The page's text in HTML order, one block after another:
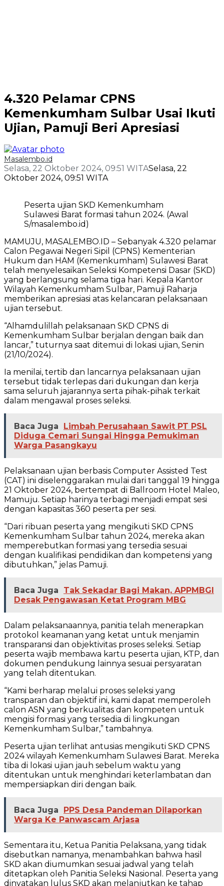
4.320 Pelamar CPNS
Kemenkumham Sulbar Usai Ikuti
Ujian, Pamuji Beri Apresiasi
Masalembo.id
Selasa, 22 Oktober 2024, 09:51 WITASelasa, 22
Oktober 2024, 09:51 WITA
Peserta ujian SKD Kemenkumham
Sulawesi Barat formasi tahun 2024. (Awal
S/masalembo.id)
MAMUJU, MASALEMBO.ID – Sebanyak 4.320 pelamar
Calon Pegawai Negeri Sipil (CPNS) Kementerian
Hukum dan HAM (Kemenkumham) Sulawesi Barat
telah menyelesaikan Seleksi Kompetensi Dasar (SKD)
yang berlangsung selama tiga hari. Kepala Kantor
Wilayah Kemenkumham Sulbar, Pamuji Raharja
memberikan apresiasi atas kelancaran pelaksanaan
ujian tersebut.
“Alhamdulillah pelaksanaan SKD CPNS di
Kemenkumham Sulbar berjalan dengan baik dan
lancar,” tuturnya saat ditemui di lokasi ujian, Senin
(21/10/2024).
Ia menilai, tertib dan lancarnya pelaksanaan ujian
tersebut tidak terlepas dari dukungan dan kerja
sama seluruh jajarannya serta pihak-pihak terkait
dalam mengawal proses seleksi.
Baca Juga
Limbah Perusahaan Sawit PT PSL
Diduga Cemari Sungai Hingga Pemukiman
Warga Pasangkayu
Pelaksanaan ujian berbasis Computer Assisted Test
(CAT) ini diselenggarakan mulai dari tanggal 19 hingga
21 Oktober 2024, bertempat di Ballroom Hotel Maleo,
Mamuju. Setiap harinya terbagi menjadi empat sesi
dengan kapasitas 360 peserta per sesi.
“Dari ribuan peserta yang mengikuti SKD CPNS
Kemenkumham Sulbar tahun 2024, mereka akan
memperebutkan formasi yang tersedia sesuai
dengan kualifikasi pendidikan dan kompetensi yang
dibutuhkan,” jelas Pamuji.
Baca Juga
Tak Sekadar Bagi Makan, APPMBGI
Desak Pengawasan Ketat Program MBG
Dalam pelaksanaannya, panitia telah menerapkan
protokol keamanan yang ketat untuk menjamin
transparansi dan objektivitas proses seleksi. Setiap
peserta wajib membawa kartu peserta ujian, KTP, dan
dokumen pendukung lainnya sesuai persyaratan
yang telah ditentukan.
“Kami berharap melalui proses seleksi yang
transparan dan objektif ini, kami dapat memperoleh
calon ASN yang berkualitas dan kompeten untuk
mengisi formasi yang tersedia di lingkungan
Kemenkumham Sulbar,” tambahnya.
Peserta ujian terlihat antusias mengikuti SKD CPNS
2024 wilayah Kemenkumham Sulawesi Barat. Mereka
tiba di lokasi ujian jauh sebelum waktu yang
ditentukan untuk menghindari keterlambatan dan
mempersiapkan diri dengan baik.
Baca Juga
PPS Desa Pandeman Dilaporkan
Warga Ke Panwascam Arjasa
Sementara itu, Ketua Panitia Pelaksana, yang tidak
disebutkan namanya, menambahkan bahwa hasil
SKD akan diumumkan sesuai jadwal yang telah
ditetapkan oleh Panitia Seleksi Nasional. Peserta yang
dinyatakan lulus SKD akan melanjutkan ke tahap